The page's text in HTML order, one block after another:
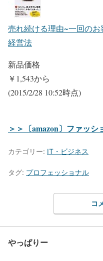
売れ続ける理由~一回の
経営法
新品価格
￥1,543から
(2015/2/28 10:52時点)
＞＞〔amazon〕ファッ
カテゴリー: IT・ビジネス
タグ: プロフェッショナル
コ
やっぱりー